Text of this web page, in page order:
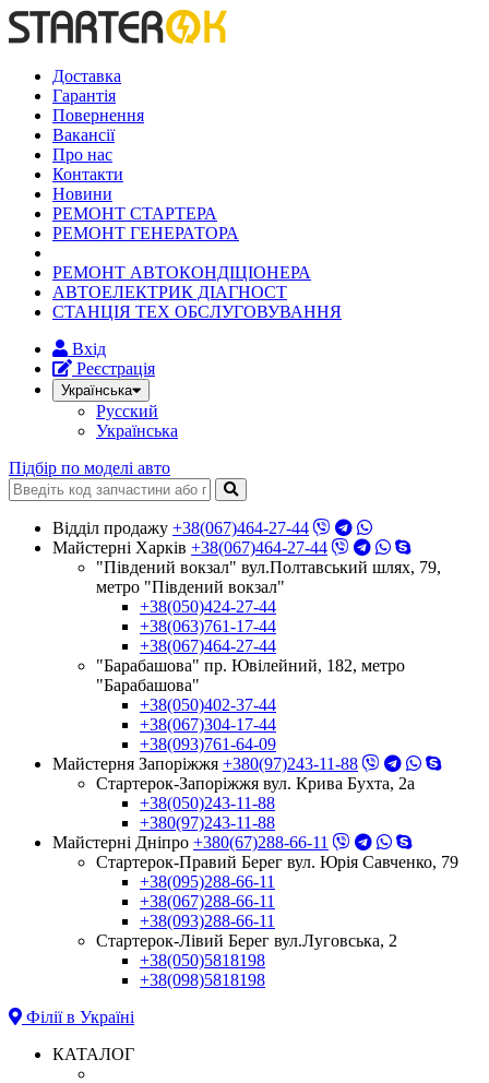
Доставка
Гарантія
Повернення
Вакансії
Про нас
Контакти
Новини
РЕМОНТ СТАРТЕРА
РЕМОНТ ГЕНЕРАТОРА
РЕМОНТ АВТОКОНДІЦІОНЕРА
АВТОЕЛЕКТРИК ДІАГНОСТ
СТАНЦІЯ ТЕХ ОБСЛУГОВУВАННЯ
Вхід
Реєстрація
Українська
Русский
Українська
Підбір по моделі авто
Відділ продажу +38(067)464-27-44
Майстерні Харків +38(067)464-27-44
"Південий вокзал" вул.Полтавський шлях, 79,
метро "Південий вокзал"
+38(050)424-27-44
+38(063)761-17-44
+38(067)464-27-44
"Барабашова" пр. Ювілейний, 182, метро
"Барабашова"
+38(050)402-37-44
+38(067)304-17-44
+38(093)761-64-09
Майстерня Запоріжжя +380(97)243-11-88
Стартерок-Запоріжжя вул. Крива Бухта, 2а
+38(050)243-11-88
+380(97)243-11-88
Майстерні Днiпро +380(67)288-66-11
Стартерок-Правий Берег вул. Юрія Савченко, 79
+38(095)288-66-11
+38(067)288-66-11
+38(093)288-66-11
Стартерок-Лівий Берег вул.Луговська, 2
+38(050)5818198
+38(098)5818198
Філії в Україні
КАТАЛОГ